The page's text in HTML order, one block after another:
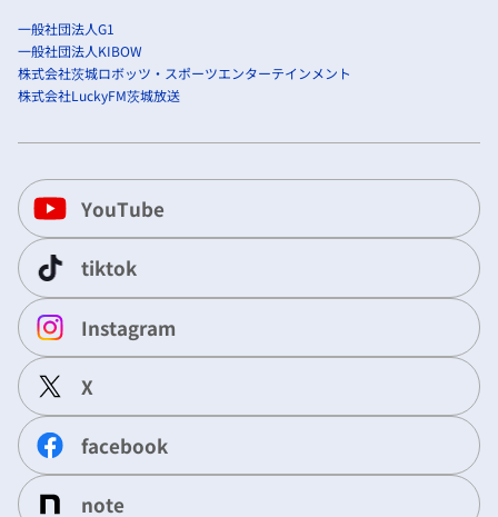
一般社団法人G1
一般社団法人KIBOW
株式会社茨城ロボッツ・スポーツエンターテインメント
株式会社LuckyFM茨城放送
YouTube
tiktok
Instagram
X
facebook
note